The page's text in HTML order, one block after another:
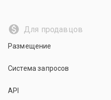
Для продавцов
Размещение
Система запросов
API